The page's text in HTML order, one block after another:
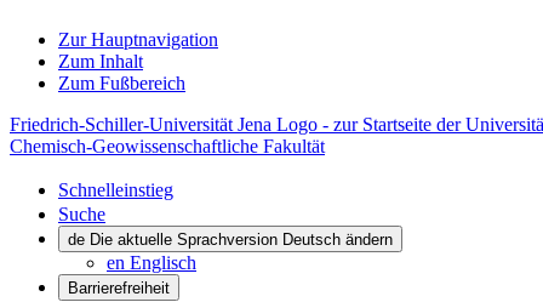
Zur Hauptnavigation
Zum Inhalt
Zum Fußbereich
Friedrich-Schiller-Universität Jena Logo - zur Startseite der
Chemisch-Geowissenschaftliche Fakultät
Schnelleinstieg
Suche
de Die aktuelle Sprachversion Deutsch ändern
en Englisch
Barrierefreiheit